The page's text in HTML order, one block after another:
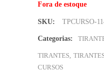
Fora de estoque
SKU: TPCURSO-
Categorias:
TIRANTES,
CURSOS